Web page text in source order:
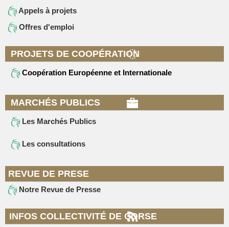
Appels à projets
Offres d'emploi
PROJETS DE COOPÉRATION
Coopération Européenne et Internationale
MARCHÉS PUBLICS
Les Marchés Publics
Les consultations
REVUE DE PRESE
Notre Revue de Presse
INFOS COLLECTIVITÉ DE CORSE